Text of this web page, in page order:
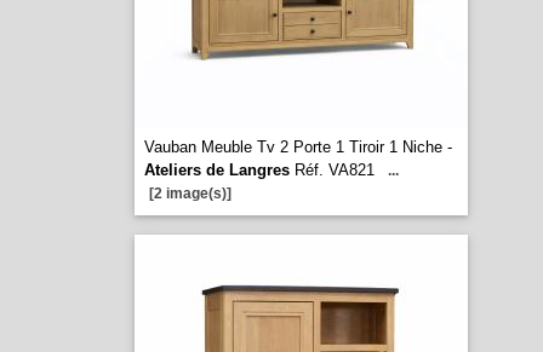
Vauban Meuble Tv 2 Porte 1 Tiroir 1 Niche -
Ateliers de LangresRéf. VA821
...
[2 image(s)]